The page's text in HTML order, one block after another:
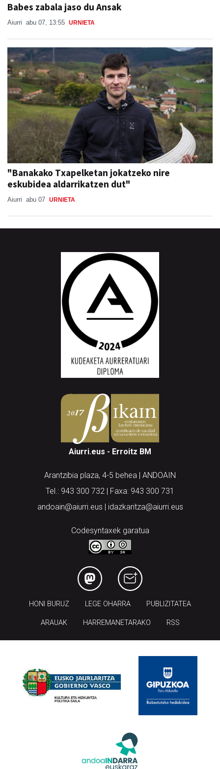
Babes zabala jaso du Ansak
Aiurri abu 07, 13:55 URNIETA
"Banakako Txapelketan jokatzeko nire
eskubidea aldarrikatzen dut"
Aiurri abu 07 URNIETA
Aiurri.eus - Erroitz BM
Arantzibia plaza, 4-5 behea | ANDOAIN
Tel.: 943 300 732 | Faxa: 943 300 731
andoain@aiurri.eus | idazkaritza@aiurri.eus
Codesyntaxek garatua
HONI BURUZ LEGE OHARRA PUBLIZITATEA
ARAUAK HARREMANETARAKO RSS